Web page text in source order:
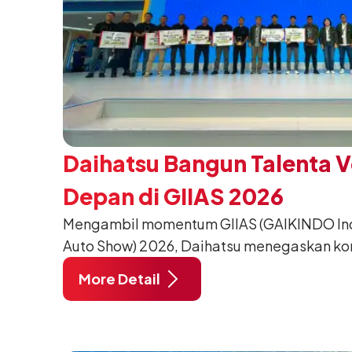
Daihatsu Bangun Talenta
Depan di GIIAS 2026
Mengambil momentum GIIAS (GAIKINDO
Auto Show) 2026, Daihatsu menegaskan
meningkatkan kualitas SDM (Sumber Daya
pendidikan vokasi bertema “Bersama
More Detail